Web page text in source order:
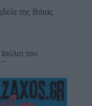
της Βάιας
του
της